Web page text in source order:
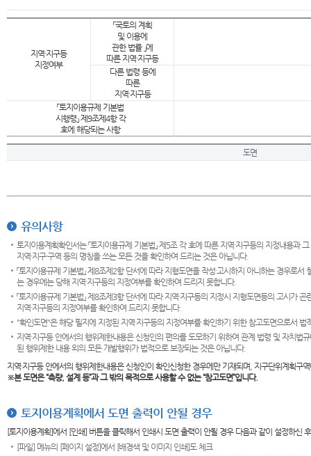
지역·지구등
지정여부
「국토의 계획
및 이용에
관한 법률 」에
따른 지역·지구등
다른 법령 등에
따른
지역·지구등
「토지이용규제 기본법
시행령」 제9조제4항 각
호에 해당되는 사항
도면
유의사항
토지이용계획확인서는 「토지이용규제 기본법」 제5조 각 호에 따른 지역·지구등의 지정내용
지역·지구·구역 등의 명칭을 쓰는 모든 것을 확인하여 드리는 것은 아닙니다.
「토지이용규제 기본법」 제8조제2항 단서에 따라 지형도면을 작성·고시하지 아니하는 경우로
는 경우에는 당해 지역·지구등의 지정여부를 확인하여 드리지 못합니다.
「토지이용규제 기본법」 제8조제3항 단서에 따라 지역·지구등의 지정시 지형도면등의 고시가
지역·지구등의 지정여부를 확인하여 드리지 못합니다.
"확인도면"은 해당 필지에 지정된 지역·지구등의 지정여부를 확인하기 위한 참고도면으로서
지역·지구등 안에서의 행위제한내용은 신청인의 편의를 도모하기 위하여 관계 법령 및 자치
된 행위제한 내용 외의 모든 개발행위가 법적으로 보장되는 것은 아닙니다.
지역·지구등 안에서의 행위제한내용은 신청인이 확인신청한 경우에만 기재되며, 지구단위계획
※본 도면은“측량, 설계 등”과 그 밖의 목적으로 사용할 수 없는 “참고도면”입니다.
토지이용계획에서 도면 출력이 안될 경우
[토지이용계획]에서 [인쇄] 버튼을 클릭해서 인쇄시 도면 출력이 안될 경우 다음과 같이 설정하신
[파일] 메뉴의 [페이지 설정]에서 [배경색 및 이미지 인쇄]도 체크